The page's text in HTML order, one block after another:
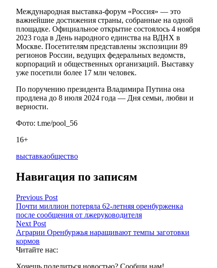
Международная выставка-форум «Россия» — это
важнейшие достижения страны, собранные на одной
площадке. Официальное открытие состоялось 4 ноября
2023 года в День народного единства на ВДНХ в
Москве. Посетителям представлены экспозиции 89
регионов России, ведущих федеральных ведомств,
корпораций и общественных организаций. Выставку
уже посетили более 17 млн человек.
По поручению президента Владимира Путина она
продлена до 8 июля 2024 года — Дня семьи, любви и
верности.
Фото: t.me/pool_56
16+
выставкаобщество
Навигация по записям
Previous Post
Почти миллион потеряла 62-летняя оренбурженка
после сообщения от лжеруководителя
Next Post
Аграрии Оренбуржья наращивают темпы заготовки
кормов
Читайте нас:
Хочешь поделиться новостью? Сообщи нам!